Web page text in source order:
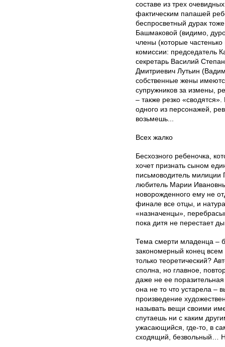
составе из трех
фактическим папашей
беспросветный дурак
Башмаковой (видимо,
члены (которые
комиссии: председатель
секретарь Василий
Дмитриевич Лутьин
собственные жены
супружников за измены,
– также резко
одного из персонажей,
возьмешь...
Всех жалко
Бесхозного ребеночка,
хочет признать сыном
письмоводитель милиции
любитель Марии
новорожденного ему не
финале все отцы, и
«назначенцы»,
пока дитя не перестает
Тема смерти младенца –
закономерный конец всем
только теоретический?
сполна, но главное,
даже не ее поразительная
она не то что устарела –
произведение
называть вещи своими
спутаешь ни с каким
ужасающийся, где-то, в
сходящий, безвольный…